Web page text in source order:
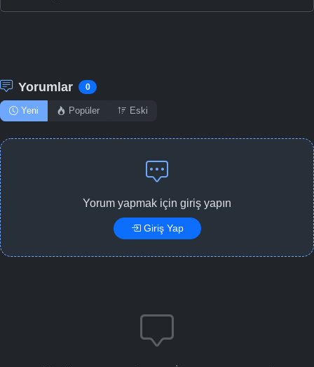
Yorumlar 0
Yeni Popüler Eski
Yorum yapmak için giriş yapın
Giriş Yap